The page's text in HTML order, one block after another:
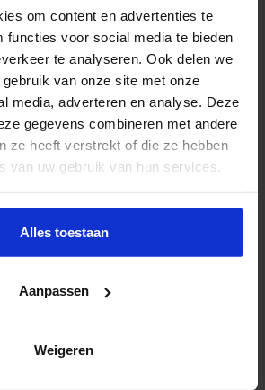
om content en advertenties te
functies voor social media te bieden
te analyseren. Ook delen we
van onze site met onze
media, adverteren en analyse. Deze
gegevens combineren met andere
ze heeft verstrekt of die ze hebben
van uw gebruik van hun services.
Alles toestaan
Aanpassen
Weigeren
over betere hulp en
en gezinnen